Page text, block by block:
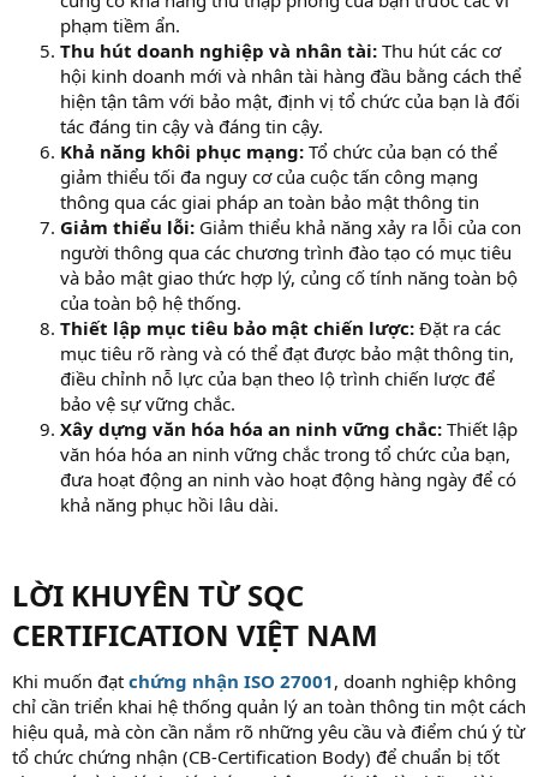
phạm tiềm ẩn.
Thu hút doanh nghiệp và nhân tài: Thu hút các cơ
hội kinh doanh mới và nhân tài hàng đầu bằng cách thể
hiện tận tâm với bảo mật, định vị tổ chức của bạn là đối
tác đáng tin cậy và đáng tin cậy.
Khả năng khôi phục mạng: Tổ chức của bạn có thể
giảm thiểu tối đa nguy cơ của cuộc tấn công mạng
thông qua các giai pháp an toàn bảo mật thông tin
Giảm thiểu lỗi: Giảm thiểu khả năng xảy ra lỗi của con
người thông qua các chương trình đào tạo có mục tiêu
và bảo mật giao thức hợp lý, củng cố tính năng toàn bộ
của toàn bộ hệ thống.
Thiết lập mục tiêu bảo mật chiến lược: Đặt ra các
mục tiêu rõ ràng và có thể đạt được bảo mật thông tin,
điều chỉnh nỗ lực của bạn theo lộ trình chiến lược để
bảo vệ sự vững chắc.
Xây dựng văn hóa hóa an ninh vững chắc: Thiết lập
văn hóa hóa an ninh vững chắc trong tổ chức của bạn,
đưa hoạt động an ninh vào hoạt động hàng ngày để có
khả năng phục hồi lâu dài.
LỜI KHUYÊN TỪ SQC
CERTIFICATION VIỆT NAM​
Khi muốn đạt chứng nhận ISO 27001, doanh nghiệp không
chỉ cần triển khai hệ thống quản lý an toàn thông tin một cách
hiệu quả, mà còn cần nắm rõ những yêu cầu và điểm chú ý từ
tổ chức chứng nhận (CB-Certification Body) để chuẩn bị tốt